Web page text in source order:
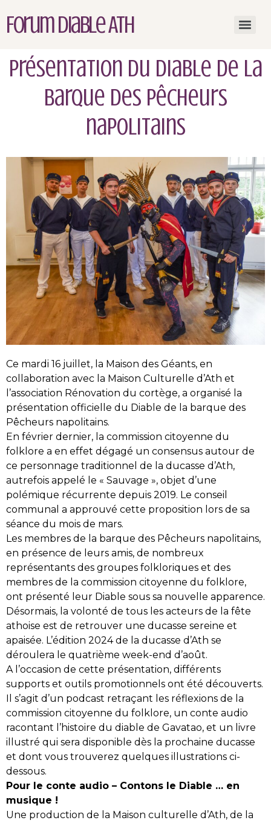
Forum Diable Ath
Présentation du Diable de la
barque des Pêcheurs
napolitains
Ce mardi 16 juillet, la Maison des Géants, en
collaboration avec la Maison Culturelle d’Ath et
l’association Rénovation du cortège, a organisé la
présentation officielle du Diable de la barque des
Pêcheurs napolitains.
En février dernier, la commission citoyenne du
folklore a en effet dégagé un consensus autour de
ce personnage traditionnel de la ducasse d’Ath,
autrefois appelé le « Sauvage », objet d’une
polémique récurrente depuis 2019. Le conseil
communal a approuvé cette proposition lors de sa
séance du mois de mars.
Les membres de la barque des Pêcheurs napolitains,
en présence de leurs amis, de nombreux
représentants des groupes folkloriques et des
membres de la commission citoyenne du folklore,
ont présenté leur Diable sous sa nouvelle apparence.
Désormais, la volonté de tous les acteurs de la fête
athoise est de retrouver une ducasse sereine et
apaisée. L’édition 2024 de la ducasse d’Ath se
déroulera le quatrième week-end d’août.
A l’occasion de cette présentation, différents
supports et outils promotionnels ont été découverts.
Il s’agit d’un podcast retraçant les réflexions de la
commission citoyenne du folklore, un conte audio
racontant l’histoire du diable de Gavatao, et un livre
illustré qui sera disponible dès la prochaine ducasse
et dont vous trouverez quelques illustrations ci-
dessous.
Pour le conte audio – Contons le Diable … en
musique !
Une production de la Maison culturelle d’Ath, de la